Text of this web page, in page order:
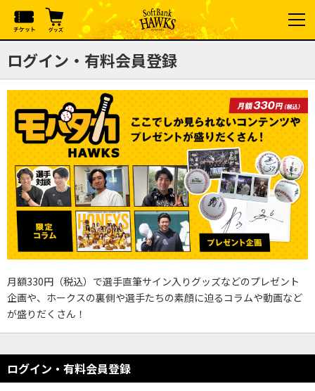
ログイン・有料会員登録
月額330円（税込）で選手直筆サイン入りグッズなどのプレゼント
企画や、ホークスの裏側や選手たちの素顔に迫るコラムや動画など
が盛りだくさん！
ログイン・有料会員登録